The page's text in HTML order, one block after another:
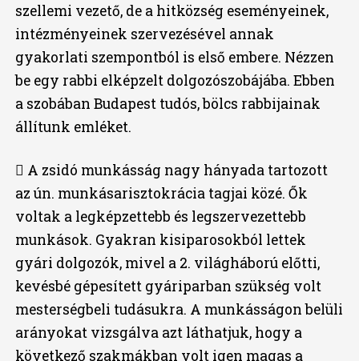
szellemi vezető, de a hitközség eseményeinek,
intézményeinek szervezésével annak
gyakorlati szempontból is első embere. Nézzen
be egy rabbi elképzelt dolgozószobájába. Ebben
a szobában Budapest tudós, bölcs rabbijainak
állítunk emléket.
 A zsidó munkásság nagy hányada tartozott
az ún. munkásarisztokrácia tagjai közé. Ők
voltak a legképzettebb és legszervezettebb
munkások. Gyakran kisiparosokból lettek
gyári dolgozók, mivel a 2. világháború előtti,
kevésbé gépesített gyáriparban szükség volt
mesterségbeli tudásukra. A munkásságon belüli
arányokat vizsgálva azt láthatjuk, hogy a
következő szakmákban volt igen magas a